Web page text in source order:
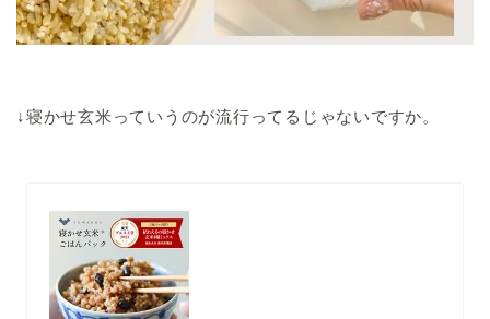
↓寝かせ玄米っていうのが流行ってるじゃないですか。